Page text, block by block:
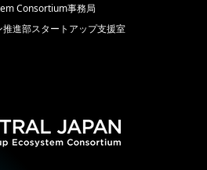
Consortium事務局
進部スタートアップ支援室